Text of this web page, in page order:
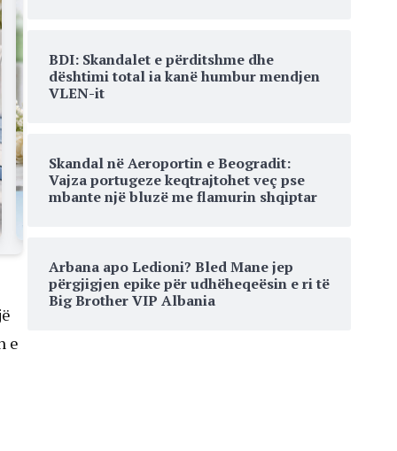
e
BDI: Skandalet e përditshme dhe
dështimi total ia kanë humbur mendjen
VLEN-it
Skandal në Aeroportin e Beogradit:
Vajza portugeze keqtrajtohet veç pse
mbante një bluzë me flamurin shqiptar
Arbana apo Ledioni? Bled Mane jep
përgjigjen epike për udhëheqeësin e ri të
Big Brother VIP Albania